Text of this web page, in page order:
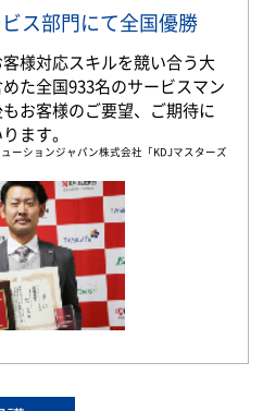
ス部門にて全国優勝
様対応スキルを競い合う大
た全国933名のサービスマン
お客様のご要望、ご期待に
ます。
ーションジャパン株式会社「KDJマスターズ